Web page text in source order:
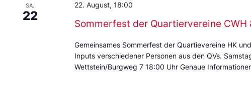
SA.
22
Sommerfest der Quartiervereine CWH
22. August, 18:00
Gemeinsames Sommerfest der Quartievereine HK
Inputs verschiedener Personen aus den QVs.
Wettstein/Burgweg 7 18:00 Uhr Genaue